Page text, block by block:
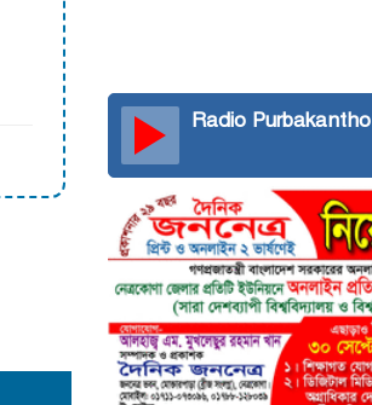
Radio Purbakantho